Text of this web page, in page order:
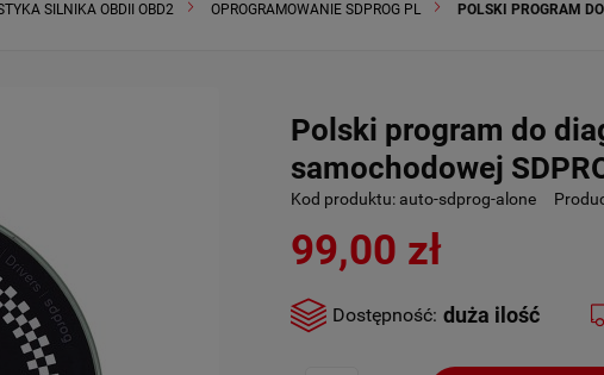
SILNIKA OBDII OBD2 OPROGRAMOWANIE SDPROG PL POLSKI PROGRAM
Polski program do
samochodowej
Kod produktu: auto-sdprog-alone
99,00 zł
Dostępność: duża ilość